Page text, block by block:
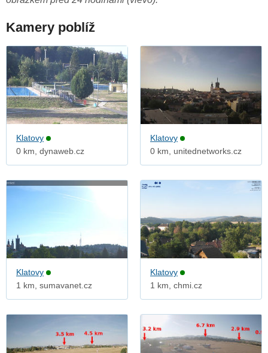
Kamery poblíž
Klatovy
0 km, dynaweb.cz
Klatovy
0 km, unitednetworks.cz
Klatovy
1 km, sumavanet.cz
Klatovy
1 km, chmi.cz